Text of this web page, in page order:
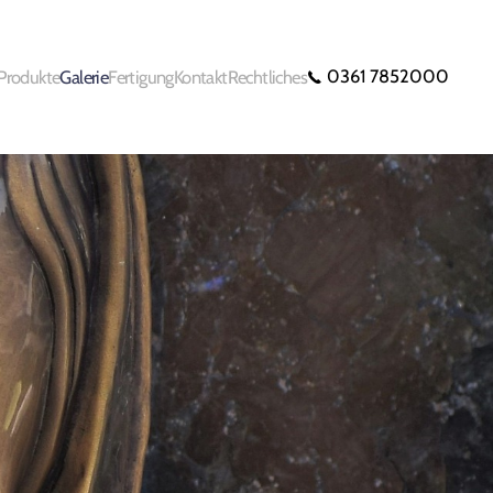
GalerieFertigungKontaktRechtliches 0361 7852000